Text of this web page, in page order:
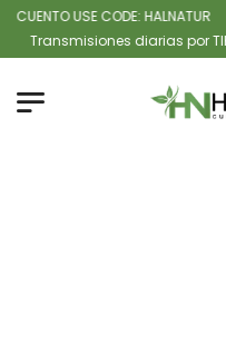
USE CODE: HALNATUR
diarias por TIK TOK